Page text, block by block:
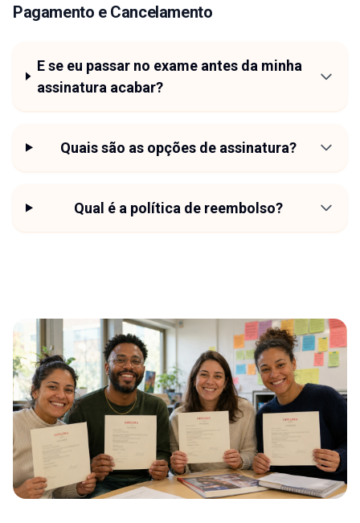
Pagamento e Cancelamento
E se eu passar no exame antes da minha
assinatura acabar?
Quais são as opções de assinatura?
Qual é a política de reembolso?